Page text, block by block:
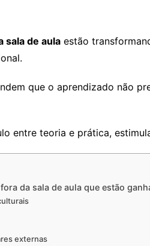
sala de aula estão
que o aprendizado não
entre teoria e prática,
da sala de aula que estão
externas